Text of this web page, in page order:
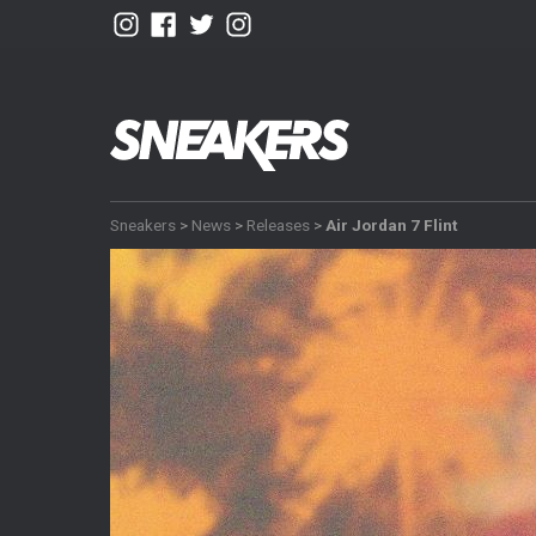
Sneakers > News > Releases > Air Jordan 7 Flint